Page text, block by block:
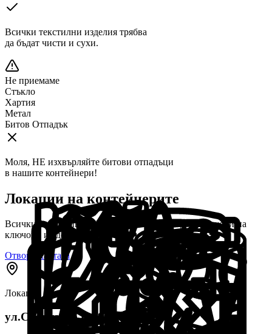
Всички текстилни изделия трябва
да бъдат чисти и сухи.
Не приемаме
Стъкло
Хартия
Метал
Битов Отпадък
Моля, НЕ изхвърляйте битови отпадъци
в нашите контейнери!
Локации на контейнерите
Всички 1контейнера М-Текс в
са разположени на
ключови и удобни места.
Отвори картата
Локация1
ул.Спартак 4-10, 8629 Кабиле